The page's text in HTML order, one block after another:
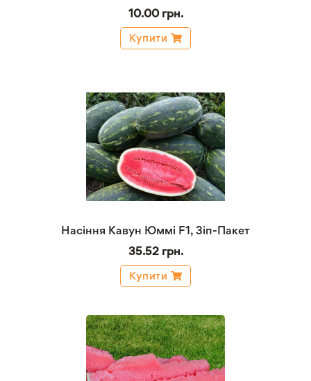
10.00 грн.
Купити
Насіння Кавун Юммі F1, Зіп-Пакет
35.52 грн.
Купити